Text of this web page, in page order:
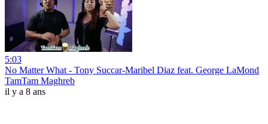
5:03
No Matter What - Tony Succar-Maribel Diaz feat. George LaMond
TamTam Maghreb
il y a 8 ans